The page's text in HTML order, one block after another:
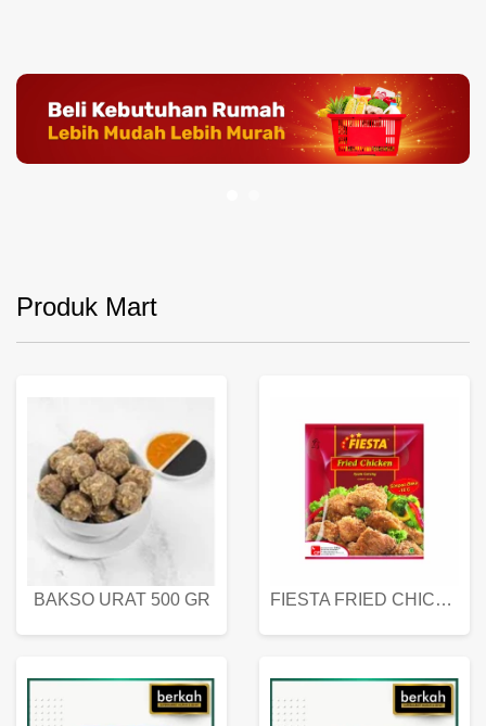
Produk Mart
BAKSO URAT 500 GR FIESTA FRIED CHICKEN 500 GR